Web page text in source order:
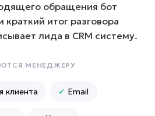
обращения бот
итог разговора
лида в CRM систему.
МЕНЕДЖЕРУ
клиента ✓ Email